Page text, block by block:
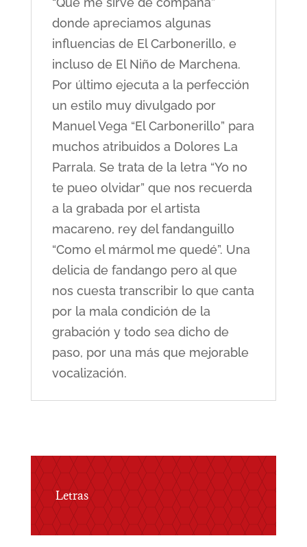
donde apreciamos algunas
influencias de El Carbonerillo, e
incluso de El Niño de Marchena.
Por último ejecuta a la perfección
un estilo muy divulgado por
Manuel Vega “El Carbonerillo” para
muchos atribuidos a Dolores La
Parrala. Se trata de la letra “Yo no
te pueo olvidar” que nos recuerda
a la grabada por el artista
macareno, rey del fandanguillo
“Como el mármol me quedé”. Una
delicia de fandango pero al que
nos cuesta transcribir lo que canta
por la mala condición de la
grabación y todo sea dicho de
paso, por una más que mejorable
vocalización.
Letras